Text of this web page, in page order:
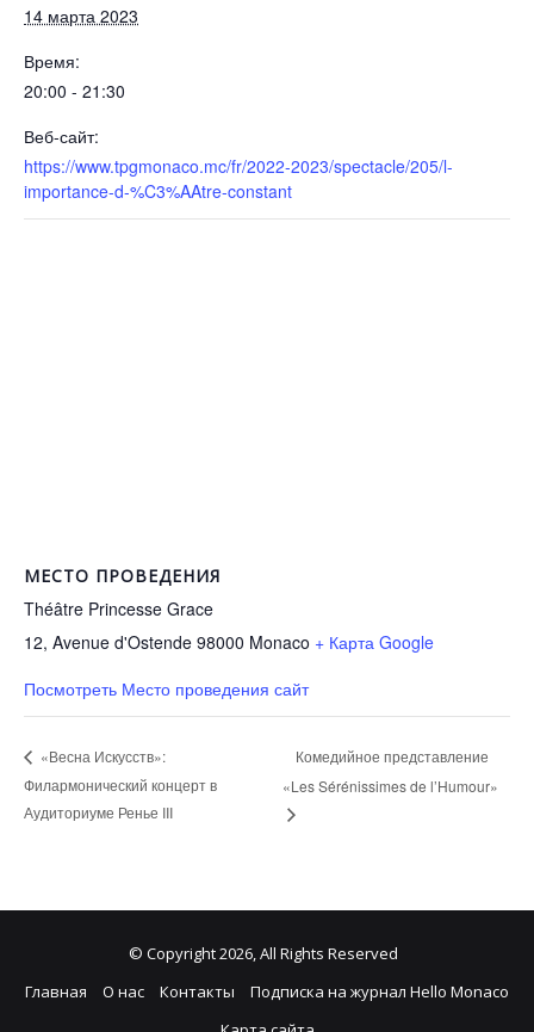
14 марта 2023
Время:
20:00 - 21:30
Веб-сайт:
https://www.tpgmonaco.mc/fr/2022-2023/spectacle/205/l-
importance-d-%C3%AAtre-constant
МЕСТО ПРОВЕДЕНИЯ
Théâtre Princesse Grace
12, Avenue d'Ostende 98000 Monaco + Карта Google
Посмотреть Место проведения сайт
«Весна Искусств»:
Филармонический концерт в
Аудиториуме Ренье III
Комедийное представление
«Les Sérénissimes de l’Humour»
© Copyright 2026, All Rights Reserved
Главная
О нас Контакты
Подписка на журнал Hello Monaco